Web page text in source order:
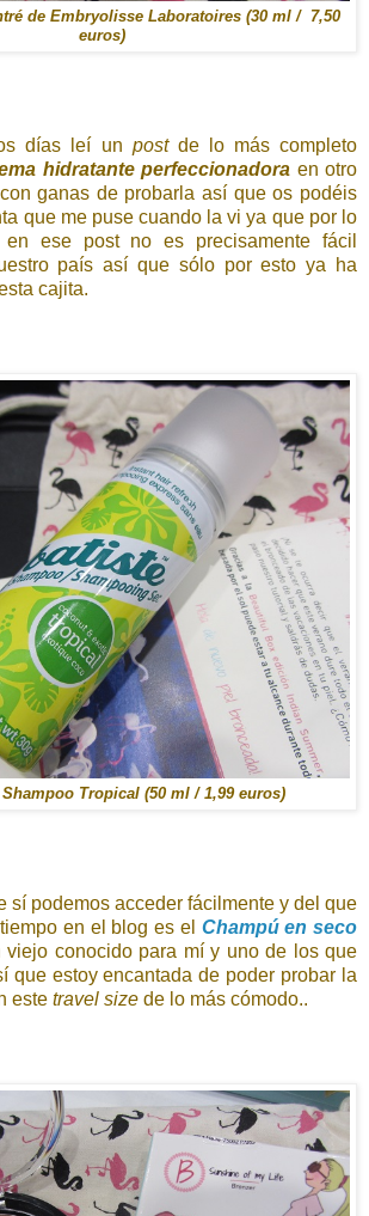
de Embryolisse Laboratoires (30 ml / 7,50
euros)
días leí un postde lo más completo
hidratante perfeccionadora en otro
ganas de probarla así que os podéis
que me puse cuando la vi ya que por lo
en ese post no es precisamente fácil
país así que sólo por esto ya ha
cajita.
Tropical (50 ml / 1,99 euros)
sí podemos acceder fácilmente y del que
en el blog es el Champú en seco
viejo conocido para mí y uno de los que
que estoy encantada de poder probar la
este travel size de lo más cómodo..